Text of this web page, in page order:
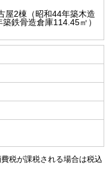
（昭和44年築木造
鉄骨造倉庫114.45㎡）
税が課税される場合は税込